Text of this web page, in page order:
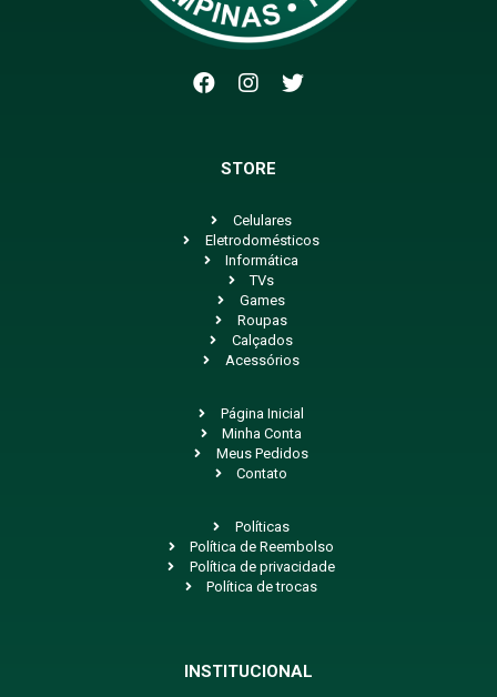
STORE
Celulares
Eletrodomésticos
Informática
TVs
Games
Roupas
Calçados
Acessórios
Página Inicial
Minha Conta
Meus Pedidos
Contato
Políticas
Política de Reembolso
Política de privacidade
Política de trocas
INSTITUCIONAL